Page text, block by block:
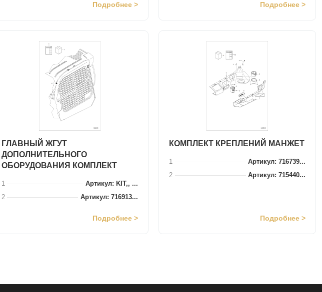
Подробнее > Подробнее >
ГЛАВНЫЙ ЖГУТ
ДОПОЛНИТЕЛЬНОГО
ОБОРУДОВАНИЯ КОМПЛЕКТ
1
Артикул: KIT,, ...
2
Артикул: 716913...
Подробнее >
КОМПЛЕКТ КРЕПЛЕНИЙ МАНЖЕТ
1
Артикул: 716739...
2
Артикул: 715440...
Подробнее >